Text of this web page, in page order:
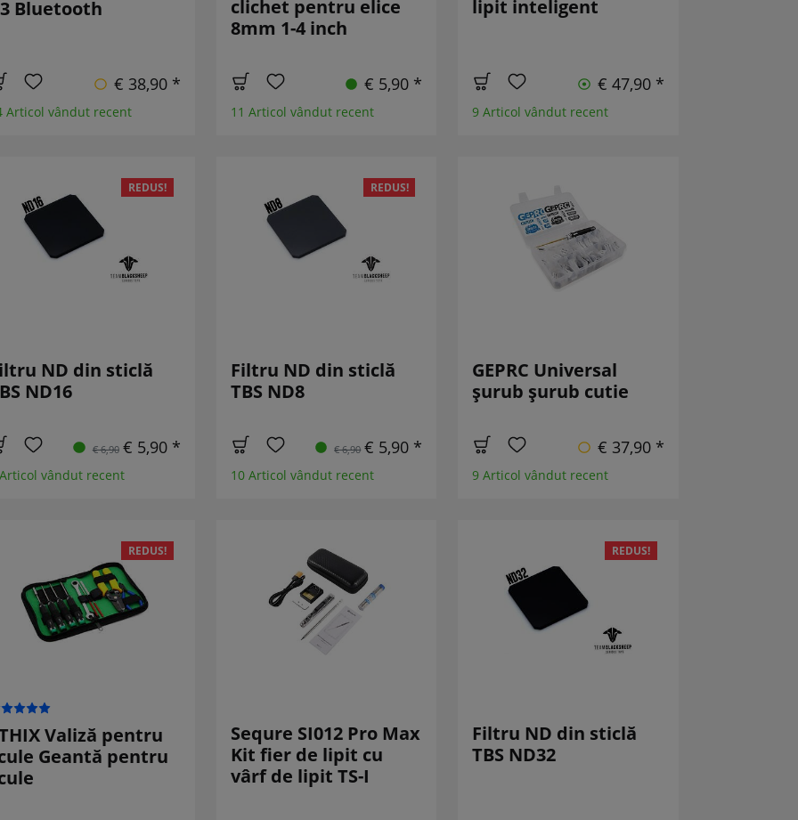
Bluetooth
€ 38,90 *
Articol vândut recent
clichet pentru elice
8mm 1-4 inch
€ 5,90 *
11 Articol vândut recent
lipit inteligent
€ 47,90 *
9 Articol vândut recent
REDUS!
ND din sticlă
ND16
€ 6,90 € 5,90 *
vândut recent
REDUS!
Filtru ND din sticlă
TBS ND8
€ 6,90 € 5,90 *
10 Articol vândut recent
GEPRC Universal
șurub șurub cutie
€ 37,90 *
9 Articol vândut recent
REDUS!
Valiză pentru
Geantă pentru
Sequre SI012 Pro Max
Kit fier de lipit cu
vârf de lipit TS-I
REDUS!
Filtru ND din sticlă
TBS ND32